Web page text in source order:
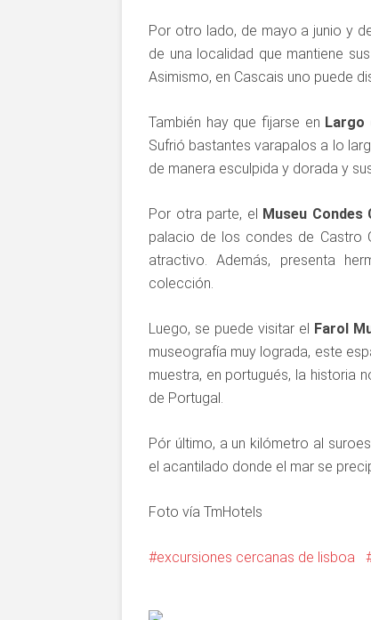
Por otro lado, de mayo a junio y
de una localidad que mantiene
Asimismo, en Cascais uno puede
También hay que fijarse en Largo
Sufrió bastantes varapalos a lo
de manera esculpida y dorada y
Por otra parte, el Museu Condes
palacio de los condes de Castro
atractivo. Además, presenta
colección.
Luego, se puede visitar el Farol
museografía muy lograda, este
muestra, en portugués, la historia
de Portugal.
Pór último, a un kilómetro al
el acantilado donde el mar se
Foto vía TmHotels
excursiones cercanas de lisboa